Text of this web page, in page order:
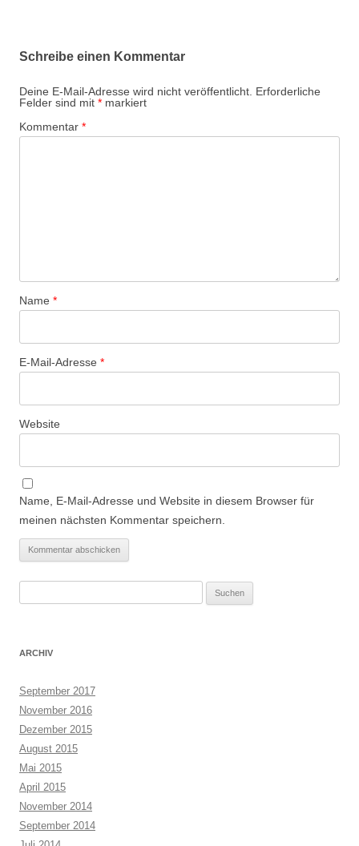
Schreibe einen Kommentar
Deine E-Mail-Adresse wird nicht veröffentlicht. Erforderliche
Felder sind mit * markiert
Kommentar *
Name *
E-Mail-Adresse *
Website
Name, E-Mail-Adresse und Website in diesem Browser für
meinen nächsten Kommentar speichern.
ARCHIV
September 2017
November 2016
Dezember 2015
August 2015
Mai 2015
April 2015
November 2014
September 2014